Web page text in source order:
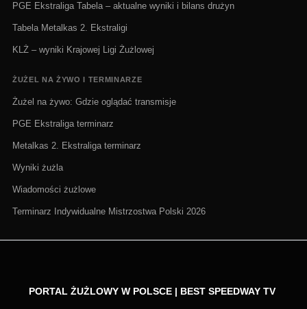
PGE Ekstraliga Tabela – aktualne wyniki i bilans drużyn
Tabela Metalkas 2. Ekstraligi
KLŻ – wyniki Krajowej Ligi Żużlowej
ŻUŻEL NA ŻYWO I TERMINARZE
Żużel na żywo: Gdzie oglądać transmisje
PGE Ekstraliga terminarz
Metalkas 2. Ekstraliga terminarz
Wyniki żużla
Wiadomości żużlowe
Terminarz Indywidualne Mistrzostwa Polski 2026
PORTAL ŻUŻLOWY W POLSCE | BEST SPEEDWAY TV